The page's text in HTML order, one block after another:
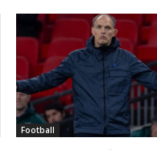
Football